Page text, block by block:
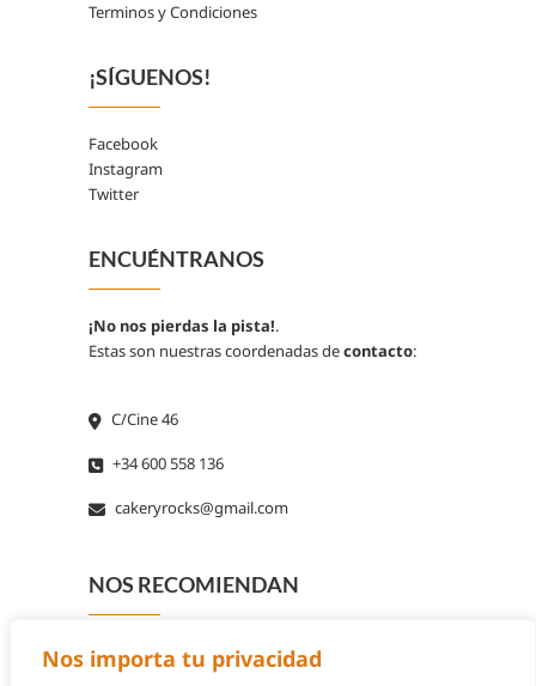
Nos importa tu privacidad
Terminos y Condiciones
¡SÍGUENOS!
Facebook
Instagram
Twitter
ENCUÉNTRANOS
¡No nos pierdas la pista!.
Estas son nuestras coordenadas decontacto:
C/Cine 46
+34 600 558 136
cakeryrocks@gmail.com
NOS RECOMIENDAN